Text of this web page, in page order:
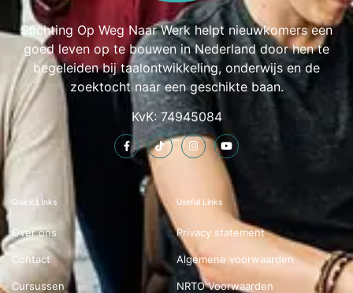
Stichting Op Weg Naar Werk helpt nieuwkomers een
goed leven op te bouwen in Nederland door hen te
begeleiden bij taalontwikkeling, onderwijs en de
zoektocht naar een geschikte baan.
KvK: 74945084
Quick LInks
Over ons
Contact
Cursussen
Useful Links
Privacy statement
Algemene voorwaarden
NRTO Voorwaarden